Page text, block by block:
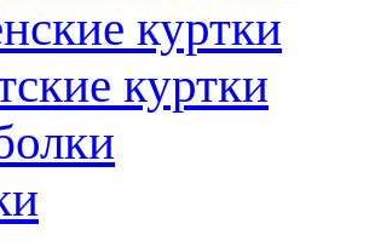
куртки
куртки